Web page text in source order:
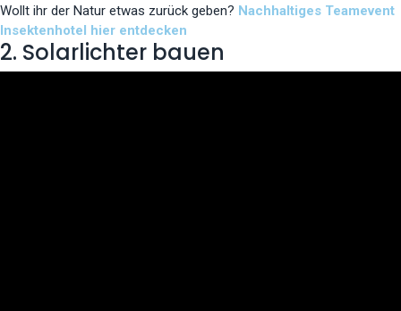
Wollt ihr der Natur etwas zurück geben? Nachhaltiges Teamevent
Insektenhotel hier entdecken
2. Solarlichter bauen